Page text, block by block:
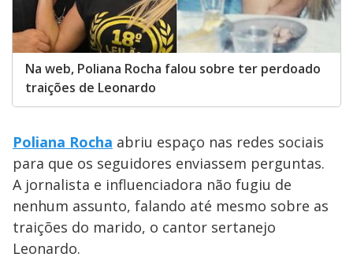
Na web, Poliana Rocha falou sobre ter perdoado
traições de Leonardo
Poliana Rocha abriu espaço nas redes sociais
para que os seguidores enviassem perguntas.
A jornalista e influenciadora não fugiu de
nenhum assunto, falando até mesmo sobre as
traições do marido, o cantor sertanejo
Leonardo.